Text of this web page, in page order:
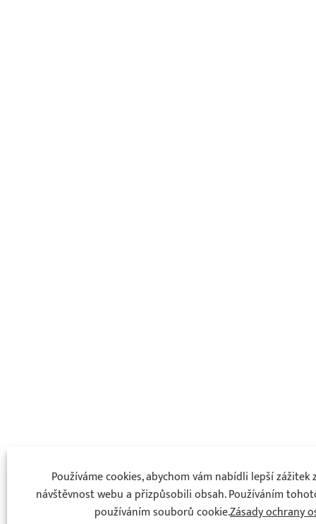
Používáme cookies, abychom vám nabídli lepší
návštěvnost webu a přizpůsobili obsah. Používáním
používáním souborů cookie.Zásady ochrany